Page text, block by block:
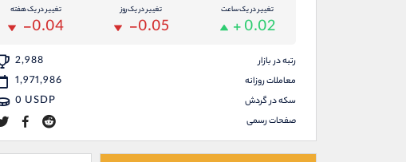
تغییر در یک ساعت
+ 0.02
تغییر در یک روز
-0.05
تغییر در یک هفته
-0.04
رتبه در بازار 2,988
معاملات روزانه 1,971,986
سکه در گردش 0 USDP
صفحات رسمی